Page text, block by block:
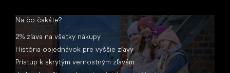
Na čo čakáte?
2% zľava na všetky nákupy
História objednávok pre vyššie zľavy
Prístup k skrytým vernostným zľavám